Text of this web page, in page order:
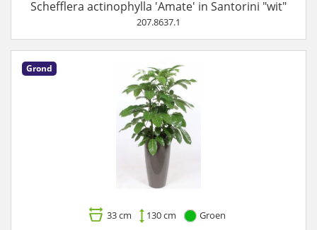
Schefflera actinophylla 'Amate' in Santorini "wit"
207.8637.1
Grond
33 cm 130 cm Groen